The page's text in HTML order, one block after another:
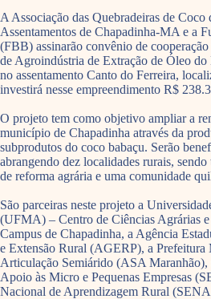
A Associação das Quebradeiras de Coco
Assentamentos de Chapadinha-MA e a
(FBB) assinarão convênio de
de Agroindústria de Extração de Óleo do
no assentamento Canto do Ferreira,
investirá nesse empreendimento R$
O projeto tem como objetivo ampliar a
município de Chapadinha através da
subprodutos do coco babaçu. Serão
abrangendo dez localidades rurais, sendo
de reforma agrária e uma comunidade
São parceiras neste projeto a
(UFMA) – Centro de Ciências Agrárias
Campus de Chapadinha, a Agência
e Extensão Rural (AGERP), a Prefeitura
Articulação Semiárido (ASA
Apoio às Micro e Pequenas Empresas
Nacional de Aprendizagem Rural